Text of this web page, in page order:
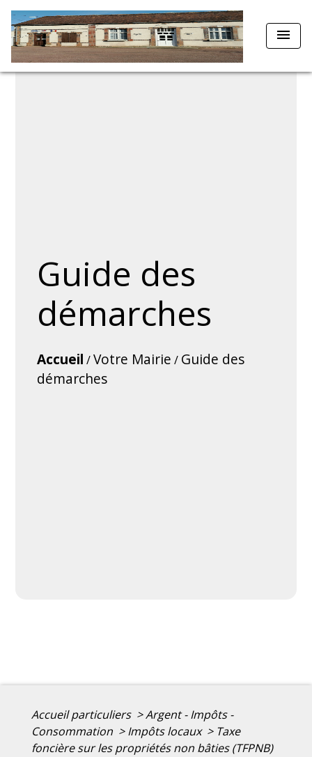
menu
Guide des
démarches
Accueil /Votre Mairie / Guide des
démarches
Accueil particuliers >Argent - Impôts -
Consommation > Impôts locaux > Taxe
foncière sur les propriétés non bâties (TFPNB)